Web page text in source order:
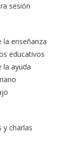
sesión
la enseñanza
educativos
la ayuda
y charlas